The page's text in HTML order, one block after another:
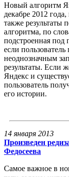
Новый алгоритм
декабре 2012
также результаты
алгоритма, по
подстроенная под
если
неоднозначным
результаты. Если
Яндекс и
пользователь
его истории.
14 января 2013
Произведен
Федосеева
Самое важное в